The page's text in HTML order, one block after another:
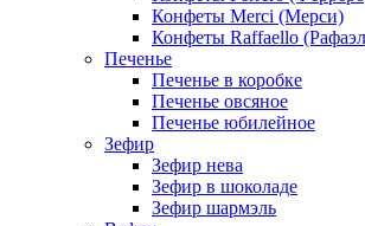
Конфеты Merci (Мерси)
Конфеты Raffaello
Печенье
Печенье в коробке
Печенье овсяное
Печенье юбилейное
Зефир
Зефир нева
Зефир в шоколаде
Зефир шармэль